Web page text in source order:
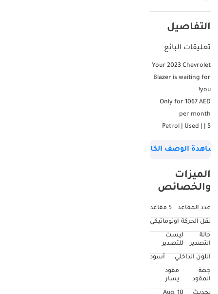
التفاصيل
تعليقات البائع
Your 2023 Chevrolet
Blazer is waiting for
you!
Only for 1067 AED
per month
5 | Petrol | Used |
Manufacturer
2025 | Ref # 432888
Our promise is to
absolute confidence:
الوصف الكامل
الميزات
والخصائص
عدد المقاعد
5 مقاعد
نقل الحركة اوتوماتيكي
حالة
التصدير
ليست
للتصدير
اللون الداخلي
أسود
جهة
المقود
مقود
يسار